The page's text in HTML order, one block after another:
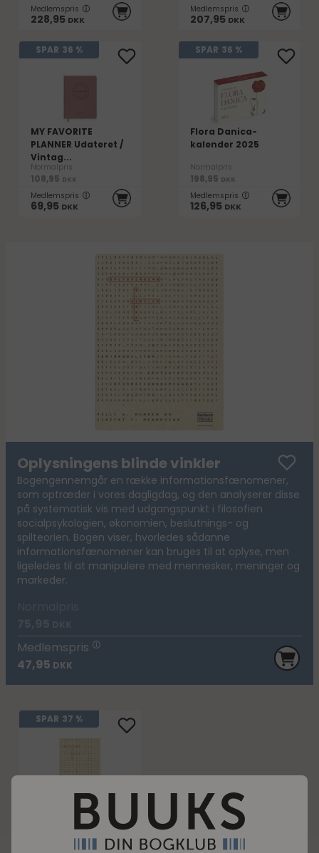
Medlemspris
228,95 DKK
Medlemspris
207,95 DKK
SPAR 36 %
MY FAVORITE
PLANNER Udateret /
Vintag...
Normalpris
108,95 DKK
Medlemspris
69,95 DKK
SPAR 36 %
Flora Danica-
kalender 2025
Normalpris
198,95 DKK
Medlemspris
126,95 DKK
Oplysningens blinde vinkler
Bogengennemgår en række informationsfænomener,
som optræder i vores dagligdag, og den analyserer disse
på systematisk vis med udgangspunkt i filosofien
socialpsykologien, økonomien, beslutnings- og
spilteorien. Bogen viser, hvorledes sådanne
informationsfænomener kan bruges til at oplyse, men
ligeledes til at manipulere med mennesker, meninger og
markeder.
Medlemspris
47,95 DKK
SPAR 37 %
Oplysningens
blinde vinkler